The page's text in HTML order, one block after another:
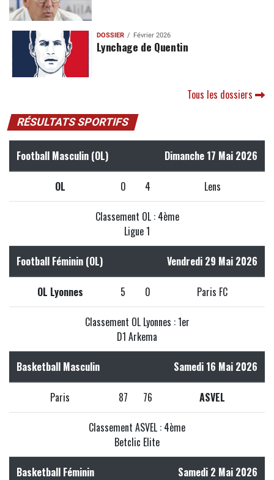
DOSSIER Février 2026
Lynchage de Quentin
Tous les dossiers
RÉSULTATS SPORTIFS
Football Masculin (OL) Dimanche 17 Mai 2026
OL 0 4 Lens
Classement OL : 4ème
Ligue 1
Football Féminin (OL) Vendredi 29 Mai 2026
OL Lyonnes 5 0 Paris FC
Classement OL Lyonnes : 1er
D1 Arkema
Basketball Masculin Samedi 16 Mai 2026
Paris 87 76 ASVEL
Classement ASVEL : 4ème
Betclic Elite
Basketball Féminin Samedi 2 Mai 2026